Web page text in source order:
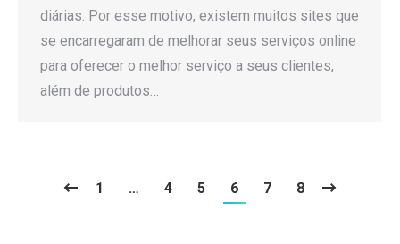
diárias. Por esse motivo, existem muitos sites que
se encarregaram de melhorar seus serviços online
para oferecer o melhor serviço a seus clientes,
além de produtos…
1 … 4 5 6 7 8